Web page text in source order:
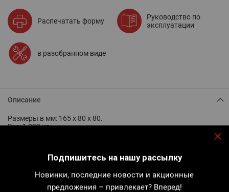
Распечатать форму
Руководство по
эксплуатации
в разобранном виде
Описание
Размеры в мм: 165 x 80 x 80.
Вес: 1,280 кг.
наружной резьбой, пропан 20/150 с наружной резьбой,
- 1,5 В аккумулятором (LR6/AA),
- защитной переносной сумкой.
Подпишитесь на нашу рассылку
Новинки, последние новости и акционные
предложения – привлекает? Вперед!